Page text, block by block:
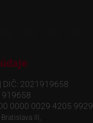
DIČ: 2021919658
0000 0029 4205 9929
III,